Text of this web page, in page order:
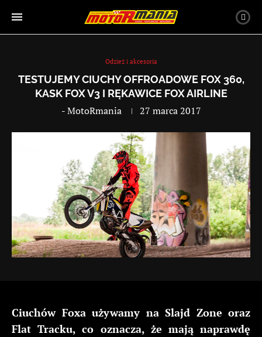
Odzież i akcesoria
TESTUJEMY CIUCHY OFFROADOWE FOX 360,
KASK FOX V3 I RĘKAWICE FOX AIRLINE
-MotoRmania 27 marca 2017
Ciuchów Foxa używamy na Slajd Zone oraz
Flat Tracku, co oznacza, że mają naprawdę